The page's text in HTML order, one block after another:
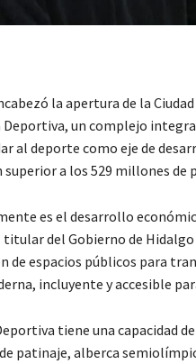
la apertura de la
un complejo
al deporte como eje de
a los 529 millones de
es el desarrollo
del Gobierno de Hidalgo
de espacios públicos para
incluyente y accesible
tiene una capacidad
patinaje, alberca